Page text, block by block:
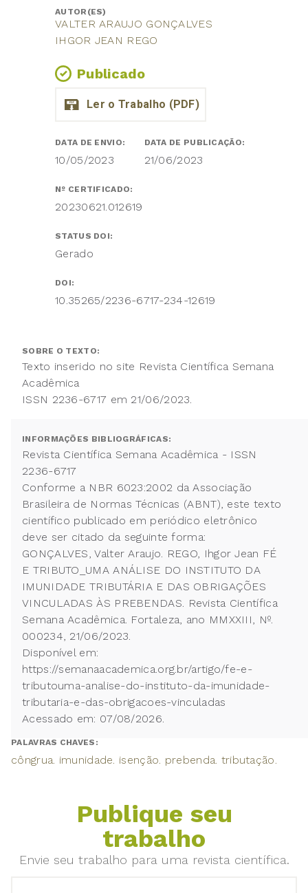
AUTOR(ES)
VALTER ARAUJO GONÇALVES
IHGOR JEAN REGO
Publicado
DATA DE ENVIO:
10/05/2023
DATA DE PUBLICAÇÃO:
21/06/2023
Nº CERTIFICADO:
20230621.012619
STATUS DOI:
Gerado
DOI:
10.35265/2236-6717-234-12619
SOBRE O TEXTO:
Texto inserido no site Revista Científica Semana
Acadêmica
ISSN 2236-6717 em 21/06/2023.
INFORMAÇÕES BIBLIOGRÁFICAS:
Revista Científica Semana Acadêmica - ISSN
2236-6717
Conforme a NBR 6023:2002 da Associação
Brasileira de Normas Técnicas (ABNT), este texto
científico publicado em periódico eletrônico
deve ser citado da seguinte forma:
GONÇALVES, Valter Araujo. REGO, Ihgor Jean FÉ
E TRIBUTO_UMA ANÁLISE DO INSTITUTO DA
IMUNIDADE TRIBUTÁRIA E DAS OBRIGAÇÕES
VINCULADAS ÀS PREBENDAS. Revista Científica
Semana Acadêmica. Fortaleza, ano MMXXIII, Nº.
000234, 21/06/2023.
Disponível em:
https://semanaacademica.org.br/artigo/fe-e-
tributouma-analise-do-instituto-da-imunidade-
tributaria-e-das-obrigacoes-vinculadas
Acessado em: 07/08/2026.
PALAVRAS CHAVES:
côngrua. imunidade. isenção. prebenda. tributação.
Publique seu
trabalho
Envie seu trabalho para uma revista científica.